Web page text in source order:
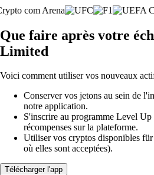
Que faire après votre
Limited
Voici comment utiliser vos nouveaux
Conserver vos jetons au sein de
notre application.
S'inscrire au programme Level
récompenses sur la plateforme.
Utiliser vos cryptos disponibles
où elles sont acceptées).
Télécharger l'app